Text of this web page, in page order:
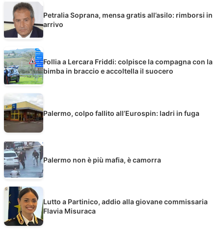
Petralia Soprana, mensa gratis all’asilo: rimborsi in
arrivo
Follia a Lercara Friddi: colpisce la compagna con la
bimba in braccio e accoltella il suocero
Palermo, colpo fallito all’Eurospin: ladri in fuga
Palermo non è più mafia, è camorra
Lutto a Partinico, addio alla giovane commissaria
Flavia Misuraca